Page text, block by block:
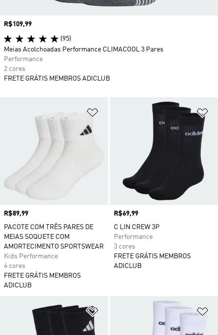
Adicionar à Lista de Desejos
Preço
R$89,99
PACOTE COM TRÊS PARES DE
MEIAS SOQUETE COM
AMORTECIMENTO SPORTSWEAR
Kids Performance
4 cores
FRETE GRÁTIS MEMBROS
ADICLUB
Preço
R$69,99
C LIN CREW 3P
Performance
3 cores
FRETE GRÁTIS MEMBROS
ADICLUB
Adicionar à Lista de Desejos
Preço
R$109,99
(95)
Meias Acolchoadas Performance CLIMACOOL 3 Pares
Performance
2 cores
FRETE GRÁTIS MEMBROS ADICLUB